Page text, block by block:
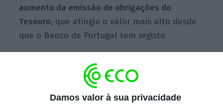
Damos valor à sua privacidade
aumento da emissão de obrigações do
Tesouro, que atingiu o valor mais alto desde
que o Banco de Portugal tem registo.
Gestão da dívida deu “tranquilidade” para
enfrentar mercados
Ler Mais